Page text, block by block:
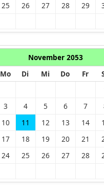
25 26 27 28 29
November 2053
Mo Di Mi Do Fr
3 4 5 6 7
10 11 12 13 14
17 18 19 20 21
24 25 26 27 28